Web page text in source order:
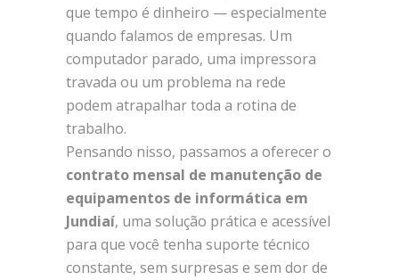
que tempo é dinheiro — especialmente
quando falamos de empresas. Um
computador parado, uma impressora
travada ou um problema na rede
podem atrapalhar toda a rotina de
trabalho.
Pensando nisso, passamos a oferecer o
contrato mensal de manutenção de
equipamentos de informática em
Jundiaí, uma solução prática e acessível
para que você tenha suporte técnico
constante, sem surpresas e sem dor de